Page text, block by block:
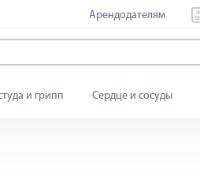
Арендодателям
и грипп Сердце и сосуды